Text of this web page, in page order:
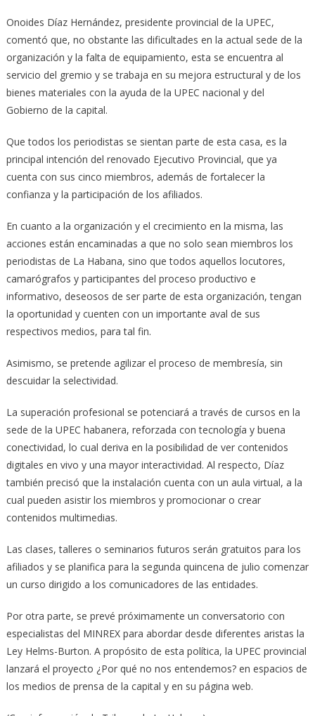
Onoides Díaz Hernández, presidente provincial de la UPEC,
comentó que, no obstante las dificultades en la actual sede de la
organización y la falta de equipamiento, esta se encuentra al
servicio del gremio y se trabaja en su mejora estructural y de los
bienes materiales con la ayuda de la UPEC nacional y del
Gobierno de la capital.
Que todos los periodistas se sientan parte de esta casa, es la
principal intención del renovado Ejecutivo Provincial, que ya
cuenta con sus cinco miembros, además de fortalecer la
confianza y la participación de los afiliados.
En cuanto a la organización y el crecimiento en la misma, las
acciones están encaminadas a que no solo sean miembros los
periodistas de La Habana, sino que todos aquellos locutores,
camarógrafos y participantes del proceso productivo e
informativo, deseosos de ser parte de esta organización, tengan
la oportunidad y cuenten con un importante aval de sus
respectivos medios, para tal fin.
Asimismo, se pretende agilizar el proceso de membresía, sin
descuidar la selectividad.
La superación profesional se potenciará a través de cursos en la
sede de la UPEC habanera, reforzada con tecnología y buena
conectividad, lo cual deriva en la posibilidad de ver contenidos
digitales en vivo y una mayor interactividad. Al respecto, Díaz
también precisó que la instalación cuenta con un aula virtual, a la
cual pueden asistir los miembros y promocionar o crear
contenidos multimedias.
Las clases, talleres o seminarios futuros serán gratuitos para los
afiliados y se planifica para la segunda quincena de julio comenzar
un curso dirigido a los comunicadores de las entidades.
Por otra parte, se prevé próximamente un conversatorio con
especialistas del MINREX para abordar desde diferentes aristas la
Ley Helms-Burton. A propósito de esta política, la UPEC provincial
lanzará el proyecto ¿Por qué no nos entendemos? en espacios de
los medios de prensa de la capital y en su página web.